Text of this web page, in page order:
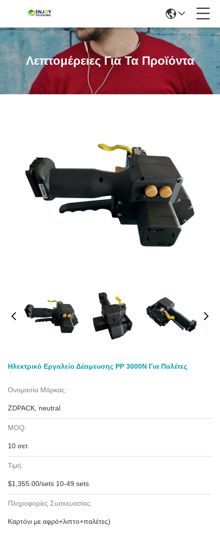
Λεπτομέρειες Για Τα Προϊόντα
Ηλεκτρικό Εργαλείο Δέσμευσης PP 3000N Για Παλέτες
Ονομασία Μάρκας:
ZDPACK, neutral
MOQ:
10 σετ
Τιμή:
$1,355.00/sets 10-49 sets
Πληροφορίες Συσκευασίας:
Καρτόνι με αφρό+λιπτο+παλέτες)